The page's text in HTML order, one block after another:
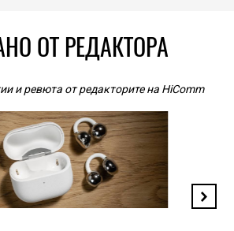
ОТ РЕДАКТОРА
и ревюта от редакторите на HiComm